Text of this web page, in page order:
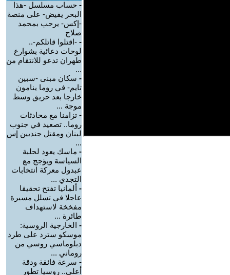
- حساب مسلسل -هذا
البحر يفيض- على منصة
-إكس- يرحب بمحمد
صلاح
- -اقتلوا قاتلكم-..
لوحات دعائية بشوارع
طهران تدعو للانتقام من
...
- سكان مبنى -سبين
تايم- في روما ينامون
خارجا بعد حريق وسط
موجة ...
- تزامنا مع محادثات
روما.. تصعيد في جنوب
لبنان ومقتل جنديين إس
...
- ماسك يعود لحلبة
السياسة ويؤجج مع
عبدول معركة انتخابات
التجدي ...
- ألمانيا تفتح تحقيقا
عاجلا في تسلل مسيرة
مفخخة لاستهداف
طائرة ...
- الخارجية الروسية:
موسكو سترد على طرد
دبلوماسي روسي من
روماني ...
- سرعة فائقة ودقة
أعلى.. روسيا تطور